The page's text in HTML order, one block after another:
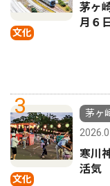
文化
茅ヶ
月６
3
文化
茅ヶ
寒川
活気